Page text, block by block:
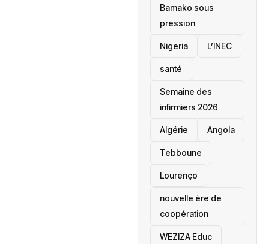
Bamako sous
pression
‎Nigeria L’INEC
santé ‎
Semaine des
infirmiers 2026
‎Algérie Angola
Tebboune
Lourenço
nouvelle ère de
coopération
‎WEZIZA Educ